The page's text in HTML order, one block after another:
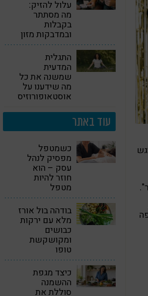
עלול להזיק:
מה מסתתר
בקבלות
ובמדבקות מזון
התגלית
המדעית
שמשנה את כל
מה שידענו על
אוסטאופורוזיס!
עוד באתר
כשמטפל
מפסיק לנהל
עסק – הוא
חוזר להיות
מטפל
בודהה בול אורז
מלא עם ירקות
כבושים
ומקושקשת
טופו
כיצד מגפת
ההשמנה
סוללת את